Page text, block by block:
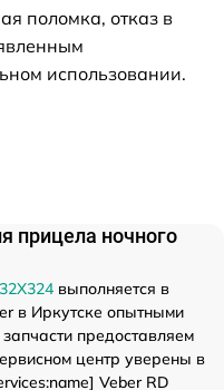
поломка, отказ в
использовании.
прицела ночного
выполняется в
в Иркутске опытными
предоставляем
центр уверены в
Veber RD